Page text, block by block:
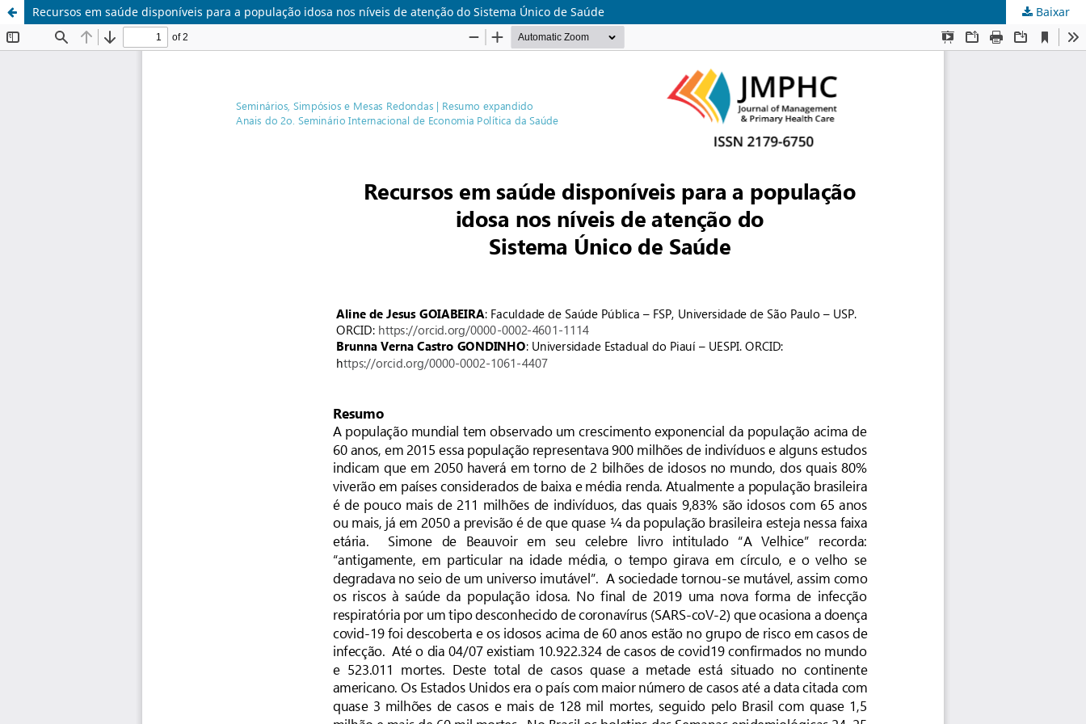
Recursos em saúde disponíveis para a população idosa nos níveis de atenção do Sistema Único de Saúde Baixar